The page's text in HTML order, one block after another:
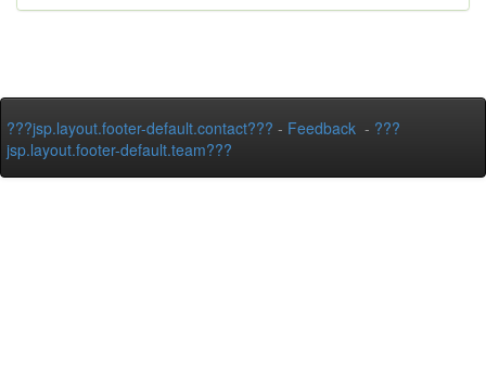
???jsp.layout.footer-default.contact??? - Feedback - ???
jsp.layout.footer-default.team???